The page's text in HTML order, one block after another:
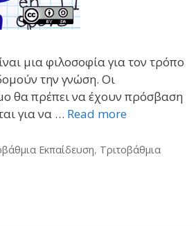
μια φιλοσοφία για τον τρόπο
την γνώση. Οι
θα πρέπει να έχουν πρόσβαση
για να … Read more
Εκπαίδευση, Τριτοβάθμια